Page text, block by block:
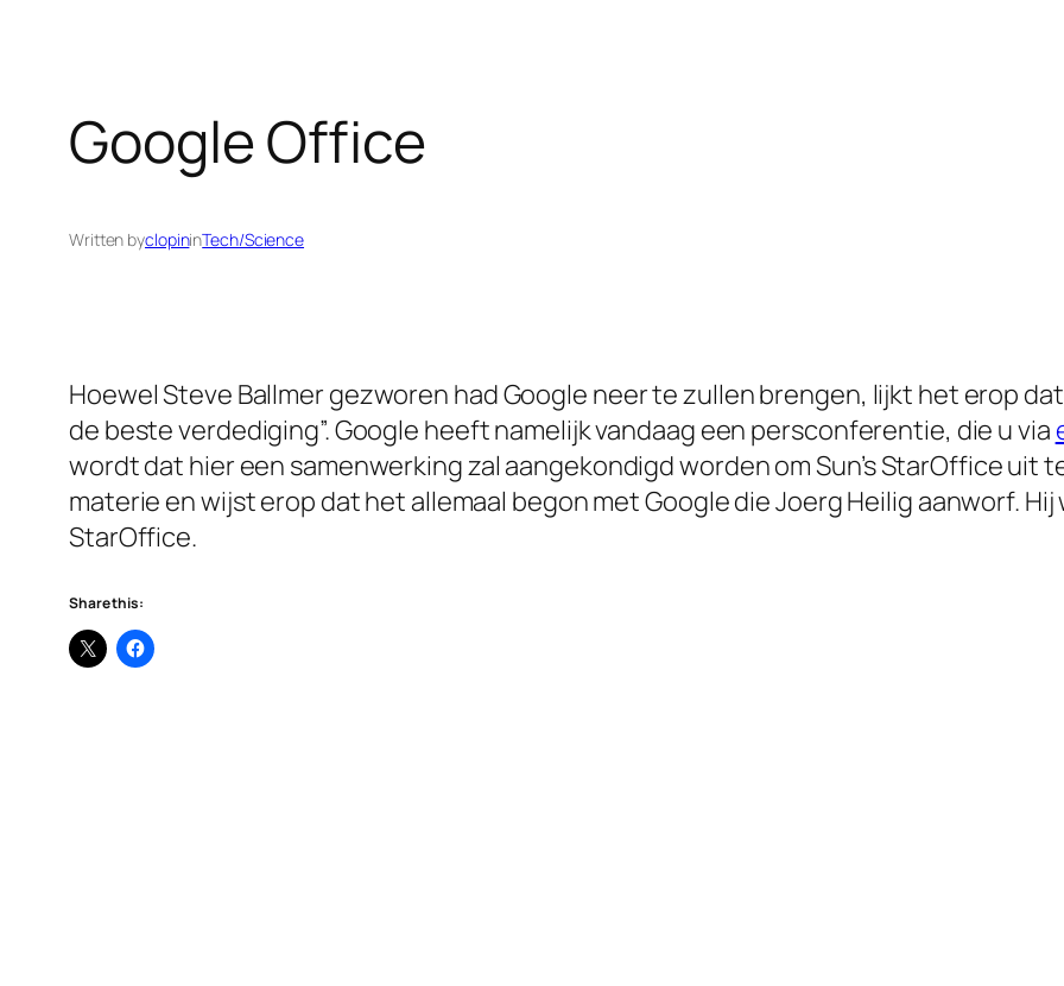
Google Office
Written byclopininTech/Science
Hoewel Steve Ballmer gezworen had Google neer te zullen brengen, lijkt het erop
de beste verdediging”. Google heeft namelijk vandaag een persconferentie, die u via
wordt dat hier een samenwerking zal aangekondigd worden om Sun’s StarOffice uit
materie en wijst erop dat het allemaal begon met Google die Joerg Heilig aanworf.
StarOffice.
Share this: